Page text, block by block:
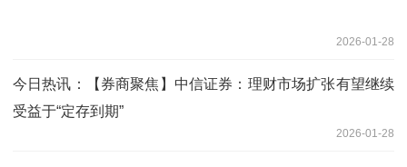
2026-01-28
今日热讯：【券商聚焦】中信证券：理财市场扩张有望继续
受益于“定存到期”
2026-01-28